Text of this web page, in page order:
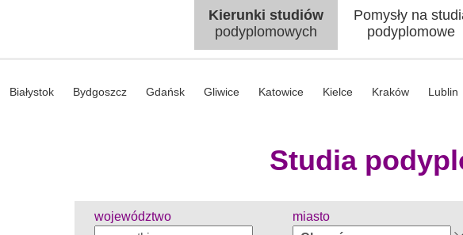
Kierunki studiów
podyplomowych
Pomysły na
podyplomowe
Białystok Bydgoszcz Gdańsk Gliwice Katowice Kielce Kraków Lublin
Studia
województwo miasto